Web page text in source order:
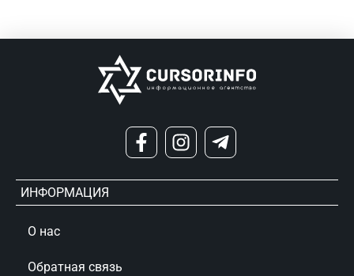
ИНФОРМАЦИЯ
О нас
Обратная связь